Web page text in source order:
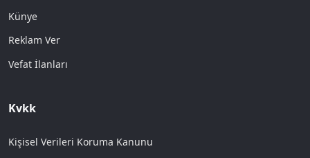
Künye
Reklam Ver
Vefat İlanları
Kvkk
Kişisel Verileri Koruma Kanunu